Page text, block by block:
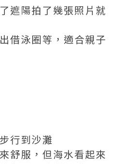
遮陽拍了幾張照片就
借泳圈等，適合親子
行到沙灘
舒服，但海水看起來